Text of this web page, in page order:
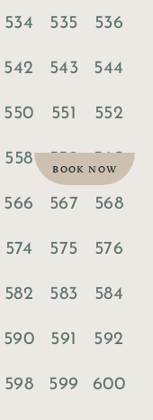
BOOK NOW
534 535 536
542 543 544
550 551 552
558
566 567 568
574 575 576
582 583 584
590 591 592
598 599 600